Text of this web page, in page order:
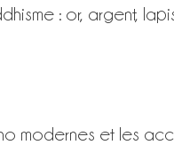
: or, argent,
modernes et les